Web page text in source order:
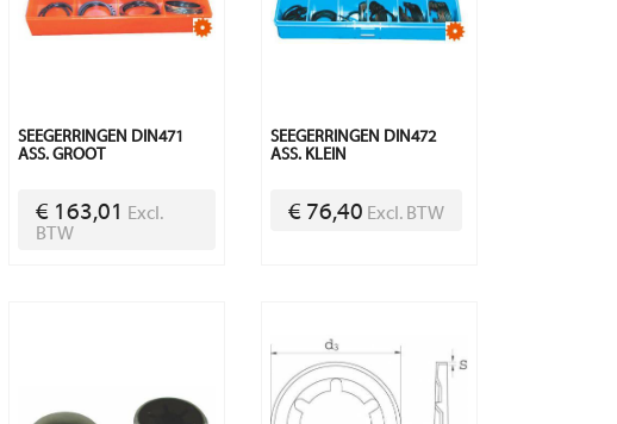
SEEGERRINGEN DIN471
ASS. GROOT
€ 163,01
Excl.
BTW
SEEGERRINGEN DIN472
ASS. KLEIN
€ 76,40 Excl. BTW